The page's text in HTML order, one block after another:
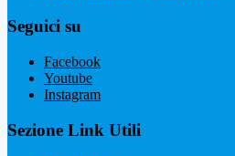
Seguici su
Facebook
Youtube
Instagram
Sezione Link Utili